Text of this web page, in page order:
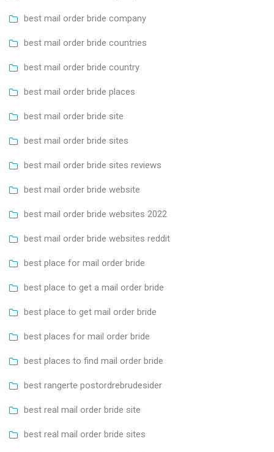
best mail order bride company
best mail order bride countries
best mail order bride country
best mail order bride places
best mail order bride site
best mail order bride sites
best mail order bride sites reviews
best mail order bride website
best mail order bride websites 2022
best mail order bride websites reddit
best place for mail order bride
best place to get a mail order bride
best place to get mail order bride
best places for mail order bride
best places to find mail order bride
best rangerte postordrebrudesider
best real mail order bride site
best real mail order bride sites